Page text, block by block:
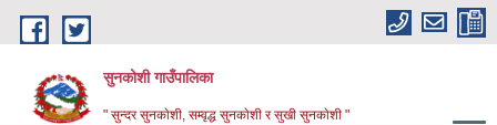
Skip to main content
सुनकोशी गाउँपालिका
" सुन्दर सुनकाेशी, सम्वृद्ध सुनकाेशी र सुखी सुनकाेशी "